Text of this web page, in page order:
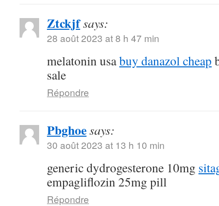
Ztckjfsays:
28 août 2023 at 8 h 47 min
melatonin usabuy danazol cheap
sale
Répondre
Pbghoesays:
30 août 2023 at 13 h 10 min
generic dydrogesterone 10mg
empagliflozin 25mg pill
Répondre